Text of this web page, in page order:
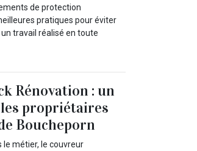
de protection
pratiques pour éviter
travail réalisé en toute
Rénovation : un
propriétaires
Boucheporn
le métier, le couvreur